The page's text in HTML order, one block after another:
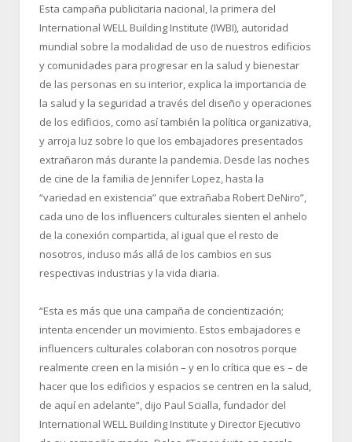
Esta campaña publicitaria nacional, la primera del
International WELL Building Institute (IWBI), autoridad
mundial sobre la modalidad de uso de nuestros edificios
y comunidades para progresar en la salud y bienestar
de las personas en su interior, explica la importancia de
la salud y la seguridad a través del diseño y operaciones
de los edificios, como así también la política organizativa,
y arroja luz sobre lo que los embajadores presentados
extrañaron más durante la pandemia. Desde las noches
de cine de la familia de Jennifer Lopez, hasta la
“variedad en existencia” que extrañaba Robert DeNiro”,
cada uno de los influencers culturales sienten el anhelo
de la conexión compartida, al igual que el resto de
nosotros, incluso más allá de los cambios en sus
respectivas industrias y la vida diaria.
“Esta es más que una campaña de concientización;
intenta encender un movimiento. Estos embajadores e
influencers culturales colaboran con nosotros porque
realmente creen en la misión – y en lo crítica que es – de
hacer que los edificios y espacios se centren en la salud,
de aquí en adelante”, dijo Paul Scialla, fundador del
International WELL Building Institute y Director Ejecutivo